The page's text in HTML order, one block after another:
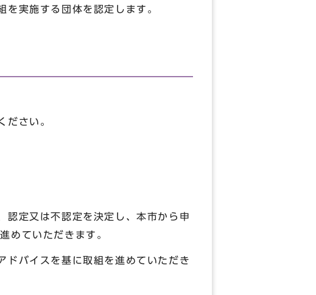
実施する団体を認定します。
ださい。
認定又は不認定を決定し、本市から申
めていただきます。
ドバイスを基に取組を進めていただき